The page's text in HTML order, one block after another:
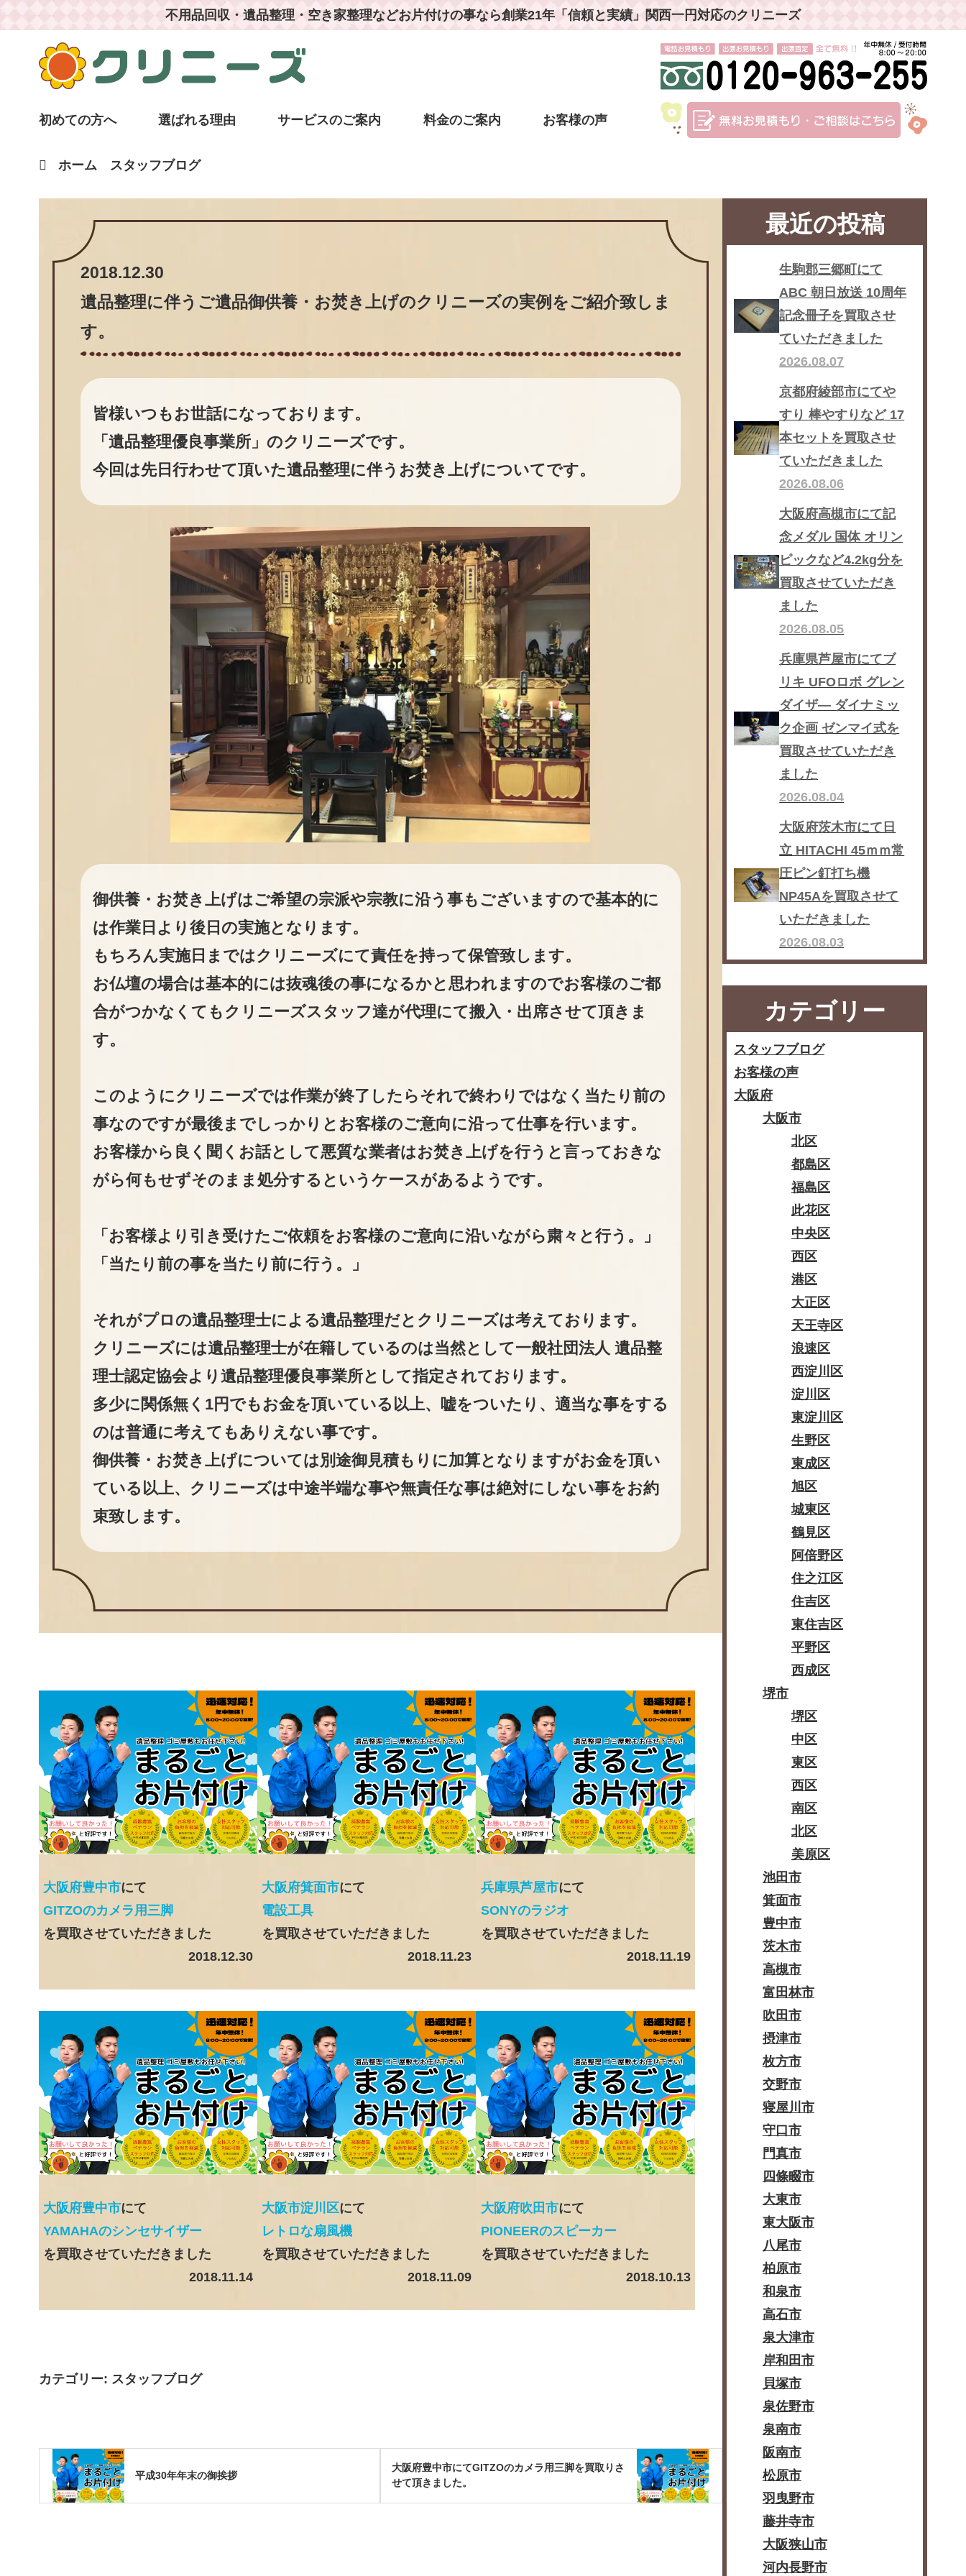
不用品回収・遺品整理・空き家整理などお片付けの事なら創業21年「信頼と実績」関西一円対応のクリニーズ
初めての方へ 選ばれる理由 サービスのご案内 料金のご案内 お客様の声
ホーム スタッフブログ
2018.12.30
遺品整理に伴うご遺品御供養・お焚き上げのクリニーズの実例をご紹介致しま
す。
皆様いつもお世話になっております。
「遺品整理優良事業所」のクリニーズです。
今回は先日行わせて頂いた遺品整理に伴うお焚き上げについてです。
御供養・お焚き上げはご希望の宗派や宗教に沿う事もございますので基本的に
は作業日より後日の実施となります。
もちろん実施日まではクリニーズにて責任を持って保管致します。
お仏壇の場合は基本的には抜魂後の事になるかと思われますのでお客様のご都
合がつかなくてもクリニーズスタッフ達が代理にて搬入・出席させて頂きま
す。
このようにクリニーズでは作業が終了したらそれで終わりではなく当たり前の
事なのですが最後までしっかりとお客様のご意向に沿って仕事を行います。
お客様から良く聞くお話として悪質な業者はお焚き上げを行うと言っておきな
がら何もせずそのまま処分するというケースがあるようです。
「お客様より引き受けたご依頼をお客様のご意向に沿いながら粛々と行う。」
「当たり前の事を当たり前に行う。」
それがプロの遺品整理士による遺品整理だとクリニーズは考えております。
クリニーズには遺品整理士が在籍しているのは当然として一般社団法人 遺品整
理士認定協会より遺品整理優良事業所として指定されております。
多少に関係無く1円でもお金を頂いている以上、嘘をついたり、適当な事をする
のは普通に考えてもありえない事です。
御供養・お焚き上げについては別途御見積もりに加算となりますがお金を頂い
ている以上、クリニーズは中途半端な事や無責任な事は絶対にしない事をお約
束致します。
大阪府豊中市にて
GITZOのカメラ用三脚
を買取させていただきました
2018.12.30
大阪府箕面市にて
電設工具
を買取させていただきました
2018.11.23
兵庫県芦屋市にて
SONYのラジオ
を買取させていただきました
2018.11.19
大阪府豊中市にて
YAMAHAのシンセサイザー
を買取させていただきました
2018.11.14
大阪市淀川区にて
レトロな扇風機
を買取させていただきました
2018.11.09
大阪府吹田市にて
PIONEERのスピーカー
を買取させていただきました
2018.10.13
カテゴリー: スタッフブログ
平成30年年末の御挨拶
大阪府豊中市にてGITZOのカメラ用三脚を買取りさ
せて頂きました。
最近の投稿
生駒郡三郷町にて
ABC 朝日放送 10周年
記念冊子を買取させ
ていただきました
2026.08.07
京都府綾部市にてや
すり 棒やすりなど 17
本セットを買取させ
ていただきました
2026.08.06
大阪府高槻市にて記
念メダル 国体 オリン
ピックなど4.2kg分を
買取させていただき
ました
2026.08.05
兵庫県芦屋市にてブ
リキ UFOロボ グレン
ダイザ― ダイナミッ
ク企画 ゼンマイ式を
買取させていただき
ました
2026.08.04
大阪府茨木市にて日
立 HITACHI 45ｍｍ常
圧ピン釘打ち機
NP45Aを買取させて
いただきました
2026.08.03
カテゴリー
スタッフブログ
お客様の声
大阪府
大阪市
北区
都島区
福島区
此花区
中央区
西区
港区
大正区
天王寺区
浪速区
西淀川区
淀川区
東淀川区
生野区
東成区
旭区
城東区
鶴見区
阿倍野区
住之江区
住吉区
東住吉区
平野区
西成区
堺市
堺区
中区
東区
西区
南区
北区
美原区
池田市
箕面市
豊中市
茨木市
高槻市
富田林市
吹田市
摂津市
枚方市
交野市
寝屋川市
守口市
門真市
四條畷市
大東市
東大阪市
八尾市
柏原市
和泉市
高石市
泉大津市
岸和田市
貝塚市
泉佐野市
泉南市
阪南市
松原市
羽曳野市
藤井寺市
大阪狭山市
河内長野市